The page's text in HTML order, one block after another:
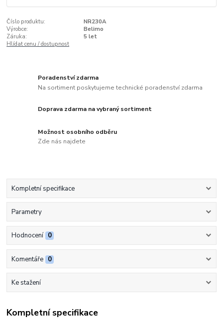
Číslo produktu:
NR230A
Výrobce:
Belimo
Záruka:
5 let
Hlídat cenu / dostupnost
Poradenství zdarma
Na sortiment poskytujeme technické poradenství zdarma
Doprava zdarma na vybraný sortiment
Možnost osobního odběru
Zde nás najdete
Kompletní specifikace
Parametry
Hodnocení 0
Komentáře 0
Ke stažení
Kompletní specifikace